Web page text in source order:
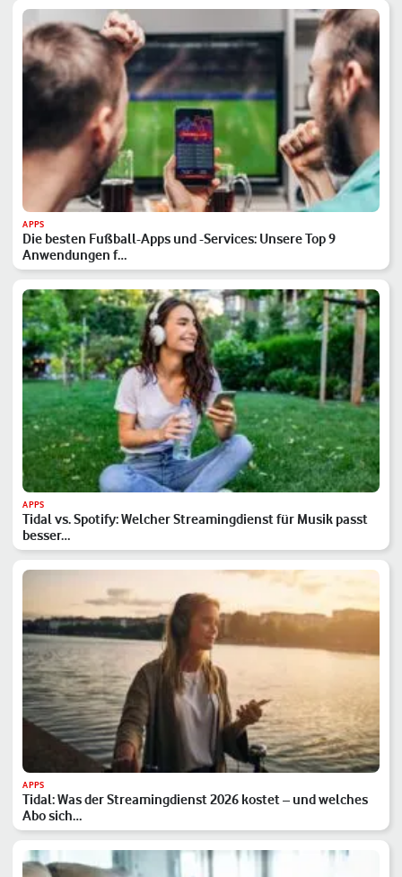
APPS
Die besten Fußball-Apps und -Services: Unsere Top 9
Anwendungen f…
APPS
Tidal vs. Spotify: Welcher Streamingdienst für Musik passt
besser…
APPS
Tidal: Was der Streamingdienst 2026 kostet – und welches
Abo sich…